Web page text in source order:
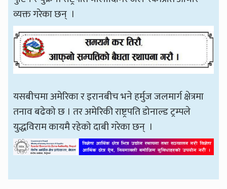
व्यक्त गरेका छन् ।
यसबीचमा अमेरिका र इरानबीच भने हर्मुज जलमार्ग क्षेत्रमा
तनाव बढेको छ । तर अमेरिकी राष्ट्रपति डोनाल्ड ट्रम्पले
युद्धविराम कायमै रहेको दाबी गरेका छन् ।